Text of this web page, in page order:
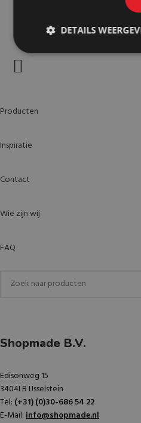
Producten
Inspiratie
Contact
Wie zijn wij
FAQ
Shopmade B.V.
Edisonweg 15
3404LB IJsselstein
Tel: (+31) (0)30-686 54 22
E-Mail:info@shopmade.nl
DETAILS